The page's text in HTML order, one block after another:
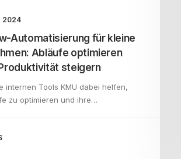
2024
Automatisierung für kleine
Abläufe optimieren
steigern
internen Tools KMU dabei helfen,
zu optimieren und ihre…